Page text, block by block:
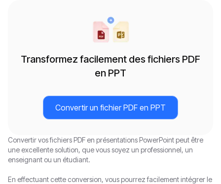
Transformez facilement des fichiers PDF
en PPT
Convertir un fichier PDF en PPT
Convertir vos fichiers PDF en présentations PowerPoint peut être
une excellente solution, que vous soyez un professionnel, un
enseignant ou un étudiant.
En effectuant cette conversion, vous pourrez facilement intégrer le